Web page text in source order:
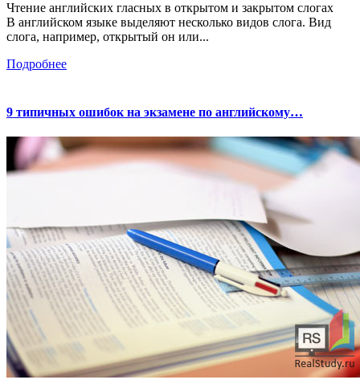
Чтение английских гласных в открытом и закрытом слогах
В английском языке выделяют несколько видов слога. Вид
слога, например, открытый он или...
Подробнее
9 типичных ошибок на экзамене по английскому…